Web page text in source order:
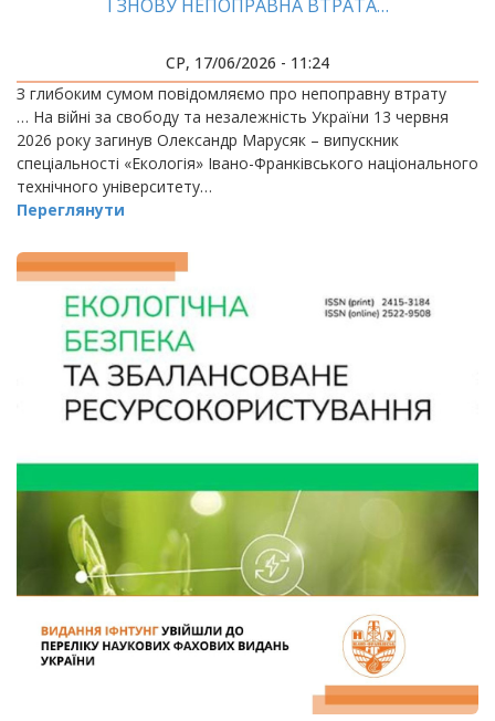
І ЗНОВУ НЕПОПРАВНА ВТРАТА…
СР, 17/06/2026 - 11:24
З глибоким сумом повідомляємо про непоправну втрату
… На війні за свободу та незалежність України 13 червня
2026 року загинув Олександр Марусяк – випускник
спеціальності «Екологія» Івано-Франківського національного
технічного університету…
Переглянути